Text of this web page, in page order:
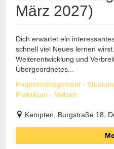
März 2027)
Dich erwartet ein
schnell viel Neues lernen
Weiterentwicklung und
Übergeordnetes...
Projektmanagement -
Praktikum - Vollzeit
Kempten, Burgstraße 18,